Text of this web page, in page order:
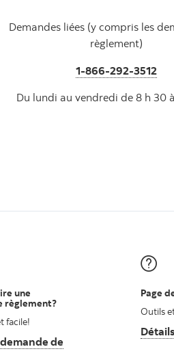
Demandes liées (y compris les
règlement)
1-866-292-3512
Du lundi au vendredi de 8 h 30
une soumission
une
règlement?
facile!
de
page de demandez de règlement
Page
Outils
Détails